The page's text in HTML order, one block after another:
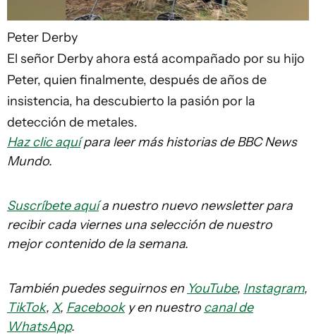
Peter Derby
El señor Derby ahora está acompañado por su hijo
Peter, quien finalmente, después de años de
insistencia, ha descubierto la pasión por la
detección de metales.
Haz clic aquípara leer más historias de BBC News
Mundo.
Suscríbete aquía nuestro nuevo newsletter para
recibir cada viernes una selección de nuestro
mejor contenido de la semana.
También puedes seguirnos en YouTube, Instagram,
TikTok, X, Facebooky en nuestro canal de
WhatsApp.